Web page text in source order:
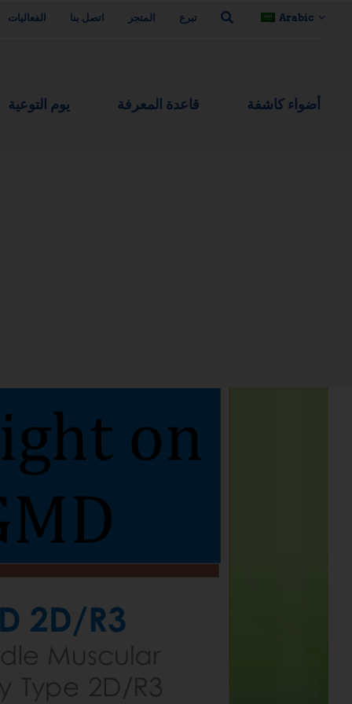
الفعاليات اتصل بنا المتجر تبرع Arabic
يوم التوعية قاعدة المعرفة أضواء كاشفة